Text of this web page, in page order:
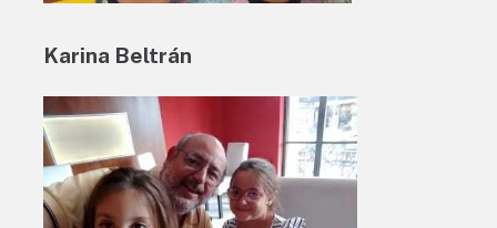
Karina Beltrán